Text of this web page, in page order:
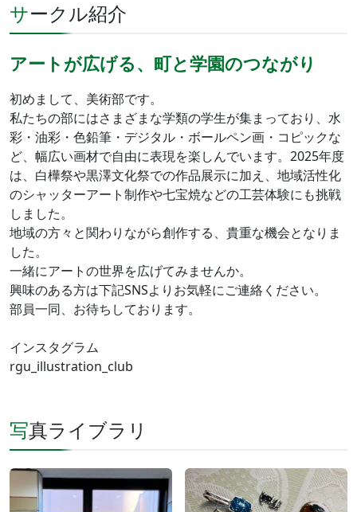
サークル紹介
アートが広げる、町と学園のつながり
初めまして、美術部です。
私たちの部にはさまざまな学類の学生が集まっており、水
彩・油彩・色鉛筆・デジタル・ボールペン画・コピックな
ど、幅広い画材で自由に表現を楽しんでいます。2025年度
は、白樺祭や黒澤文化祭での作品展示に加え、地域活性化
のシャッターアート制作や七宝焼などの工芸体験にも挑戦
しました。
地域の方々と関わりながら創作する、貴重な機会となりま
した。
一緒にアートの世界を広げてみませんか。
興味のある方は下記SNSよりお気軽にご連絡ください。
部員一同、お待ちしております。
インスタグラム
rgu_illustration_club
写真ライブラリ